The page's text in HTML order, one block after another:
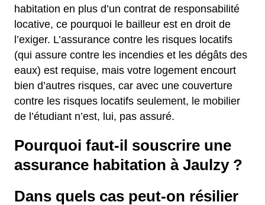
habitation en plus d’un contrat de responsabilité
locative, ce pourquoi le bailleur est en droit de
l’exiger. L’assurance contre les risques locatifs
(qui assure contre les incendies et les dégâts des
eaux) est requise, mais votre logement encourt
bien d’autres risques, car avec une couverture
contre les risques locatifs seulement, le mobilier
de l’étudiant n’est, lui, pas assuré.
Pourquoi faut-il souscrire une
assurance habitation à Jaulzy ?
Dans quels cas peut-on résilier